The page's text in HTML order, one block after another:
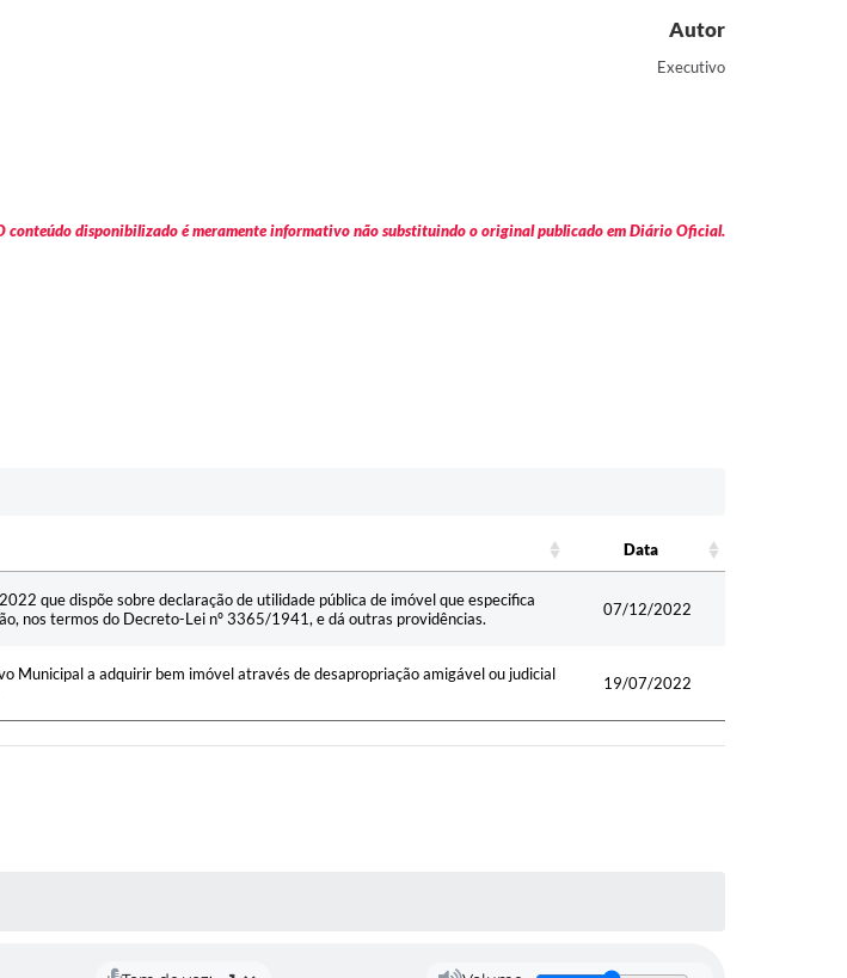
Autor
Executivo
conteúdo disponibilizado é meramente informativo não substituindo o original publicado em Diário Oficial.
Data
que dispõe sobre declaração de utilidade pública de imóvel que especifica
nos termos do Decreto-Lei nº 3365/1941, e dá outras providências.
07/12/2022
Municipal a adquirir bem imóvel através de desapropriação amigável ou judicial
19/07/2022